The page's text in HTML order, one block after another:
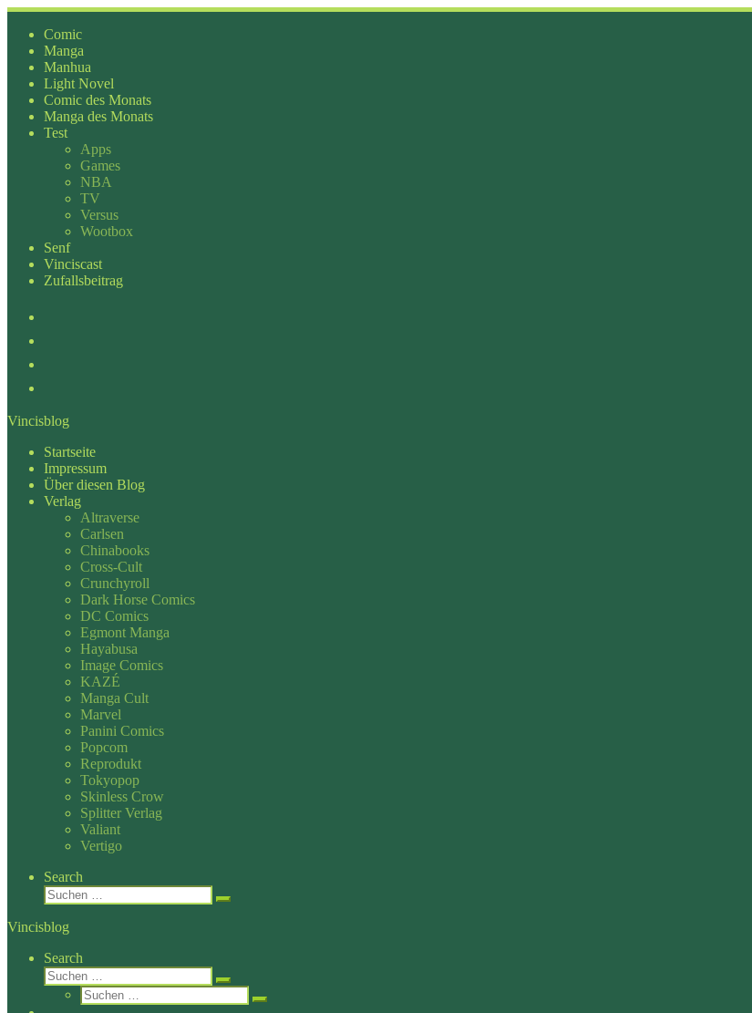
Zum
Inhalt
springen
Comic
Manga
Manhua
Light Novel
Comic des Monats
Manga des Monats
Test
Apps
Games
NBA
TV
Versus
Wootbox
Senf
Vinciscast
Zufallsbeitrag
Vincisblog
Startseite
Impressum
Über diesen Blog
Verlag
Altraverse
Carlsen
Chinabooks
Cross-Cult
Crunchyroll
Dark Horse Comics
DC Comics
Egmont Manga
Hayabusa
Image Comics
KAZÉ
Manga Cult
Marvel
Panini Comics
Popcom
Reprodukt
Tokyopop
Skinless Crow
Splitter Verlag
Valiant
Vertigo
Search
Suche
Suchen …
Vincisblog
Search
Suche
Suchen …
Suche
Suchen …